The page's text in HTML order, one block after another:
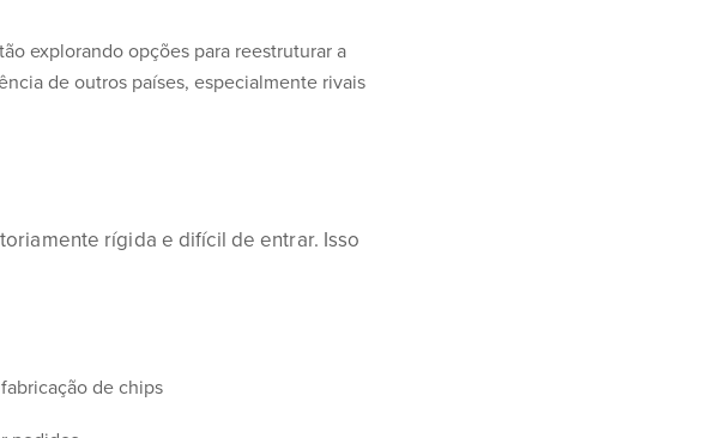
explorando opções para reestruturar a
de outros países, especialmente rivais
rígida e difícil de entrar. Isso
de chips